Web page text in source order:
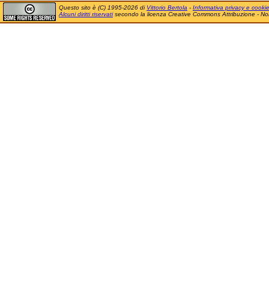
Questo sito è (C) 1995-2026 di Vittorio Bertola - Informativa privacy e cookie
Alcuni diritti riservatisecondo la licenza Creative Commons Attribuzione -